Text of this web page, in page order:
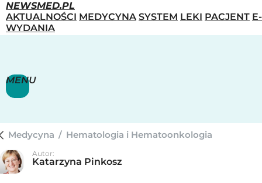
NEWSMED.PL
AKTUALNOŚCI MEDYCYNA SYSTEM LEKI PACJENT E-
WYDANIA
MENU
Medycyna / Hematologia i Hematoonkologia
Autor:
Katarzyna Pinkosz